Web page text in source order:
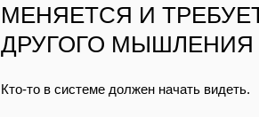
МЕНЯЕТСЯ И
ДРУГОГО МЫШЛЕНИЯ
Кто-то в системе должен начать видеть.